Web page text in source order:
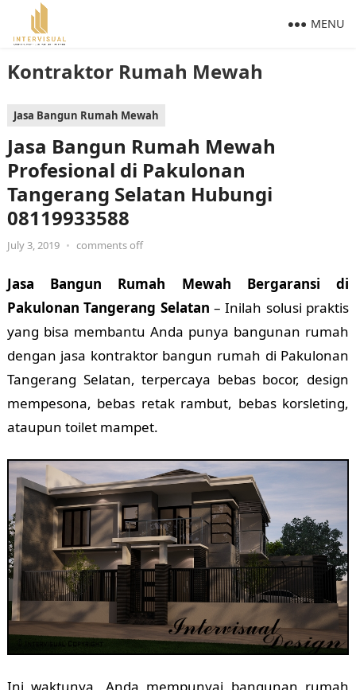
Kontraktor Rumah Mewah
MENU
Jasa Bangun Rumah Mewah
Jasa Bangun Rumah Mewah
Profesional di Pakulonan
Tangerang Selatan Hubungi
08119933588
July 3, 2019 • comments off
Jasa Bangun Rumah Mewah Bergaransi di
Pakulonan Tangerang Selatan – Inilah solusi praktis
yang bisa membantu Anda punya bangunan rumah
dengan jasa kontraktor bangun rumah di Pakulonan
Tangerang Selatan, terpercaya bebas bocor, design
mempesona, bebas retak rambut, bebas korsleting,
ataupun toilet mampet.
Ini waktunya, Anda mempunyai bangunan rumah